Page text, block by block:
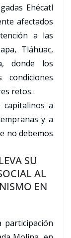
Ehécatl
afectados
a las
Tláhuac,
donde los
condiciones
retos.
capitalinos a
y a
no debemos
SU
AL
EN
participación